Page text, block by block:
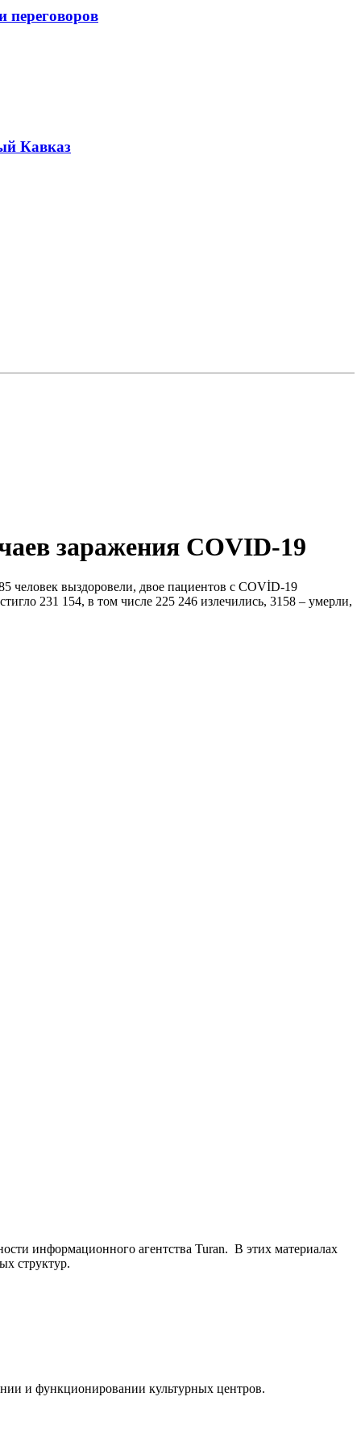
переговоров
Кавказ
заражения COVID-19
человек выздоровели, двое пациентов с COVİD-19
231 154, в том числе 225 246 излечились, 3158 – умерли,
информационного агентства Turan. В этих материалах
структур.
и функционировании культурных центров.